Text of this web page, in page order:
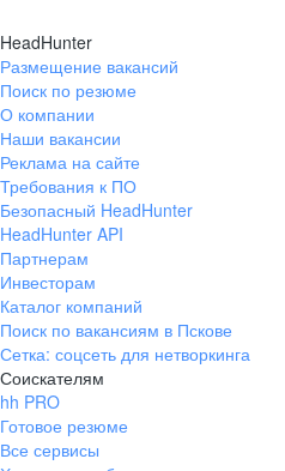
HeadHunter
Размещение вакансий
Поиск по резюме
О компании
Наши вакансии
Реклама на сайте
Требования к ПО
Безопасный HeadHunter
HeadHunter API
Партнерам
Инвесторам
Каталог компаний
Поиск по вакансиям в Пскове
Сетка: соцсеть для нетворкинга
Соискателям
hh PRO
Готовое резюме
Все сервисы